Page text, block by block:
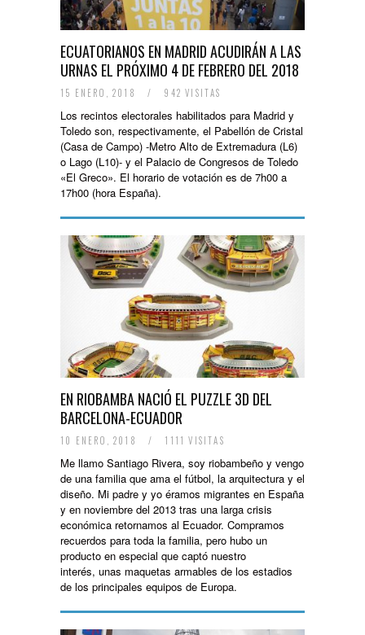
ECUATORIANOS EN MADRID ACUDIRÁN A LAS
URNAS EL PRÓXIMO 4 DE FEBRERO DEL 2018
15 ENERO, 2018 / 942 VISITAS
Los recintos electorales habilitados para Madrid y
Toledo son, respectivamente, el Pabellón de Cristal
(Casa de Campo) -Metro Alto de Extremadura (L6)
o Lago (L10)- y el Palacio de Congresos de Toledo
«El Greco». El horario de votación es de 7h00 a
17h00 (hora España).
EN RIOBAMBA NACIÓ EL PUZZLE 3D DEL
BARCELONA-ECUADOR
10 ENERO, 2018 / 1111 VISITAS
Me llamo Santiago Rivera, soy riobambeño y vengo
de una familia que ama el fútbol, la arquitectura y el
diseño. Mi padre y yo éramos migrantes en España
y en noviembre del 2013 tras una larga crisis
económica retornamos al Ecuador. Compramos
recuerdos para toda la familia, pero hubo un
producto en especial que captó nuestro
interés, unas maquetas armables de los estadios
de los principales equipos de Europa.